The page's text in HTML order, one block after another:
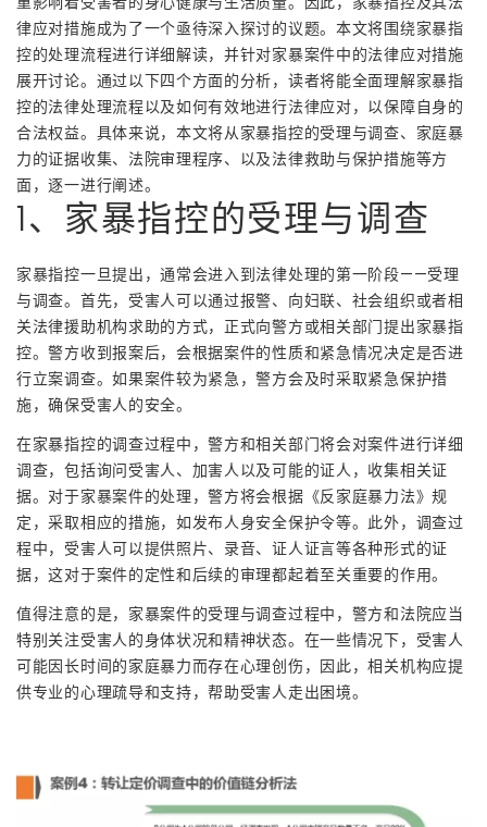
律应对措施成为了一个亟待深入探讨的议题。本文将围绕家暴指
控的处理流程进行详细解读，并针对家暴案件中的法律应对措施
展开讨论。通过以下四个方面的分析，读者将能全面理解家暴指
控的法律处理流程以及如何有效地进行法律应对，以保障自身的
合法权益。具体来说，本文将从家暴指控的受理与调查、家庭暴
力的证据收集、法院审理程序、以及法律救助与保护措施等方
面，逐一进行阐述。
1、家暴指控的受理与调查
家暴指控一旦提出，通常会进入到法律处理的第一阶段——受理
与调查。首先，受害人可以通过报警、向妇联、社会组织或者相
关法律援助机构求助的方式，正式向警方或相关部门提出家暴指
控。警方收到报案后，会根据案件的性质和紧急情况决定是否进
行立案调查。如果案件较为紧急，警方会及时采取紧急保护措
施，确保受害人的安全。
在家暴指控的调查过程中，警方和相关部门将会对案件进行详细
调查，包括询问受害人、加害人以及可能的证人，收集相关证
据。对于家暴案件的处理，警方将会根据《反家庭暴力法》规
定，采取相应的措施，如发布人身安全保护令等。此外，调查过
程中，受害人可以提供照片、录音、证人证言等各种形式的证
据，这对于案件的定性和后续的审理都起着至关重要的作用。
值得注意的是，家暴案件的受理与调查过程中，警方和法院应当
特别关注受害人的身体状况和精神状态。在一些情况下，受害人
可能因长时间的家庭暴力而存在心理创伤，因此，相关机构应提
供专业的心理疏导和支持，帮助受害人走出困境。